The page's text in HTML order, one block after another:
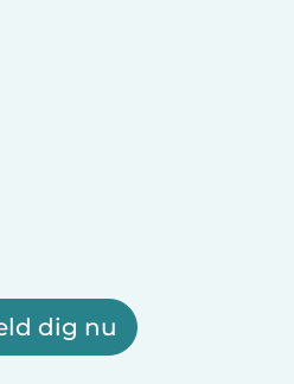
dig nu